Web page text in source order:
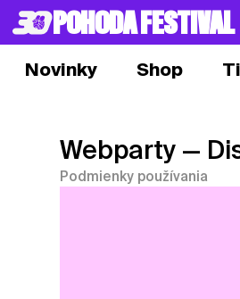
POHODA FESTIVAL
Novinky Shop
Webparty —
Podmienky používania